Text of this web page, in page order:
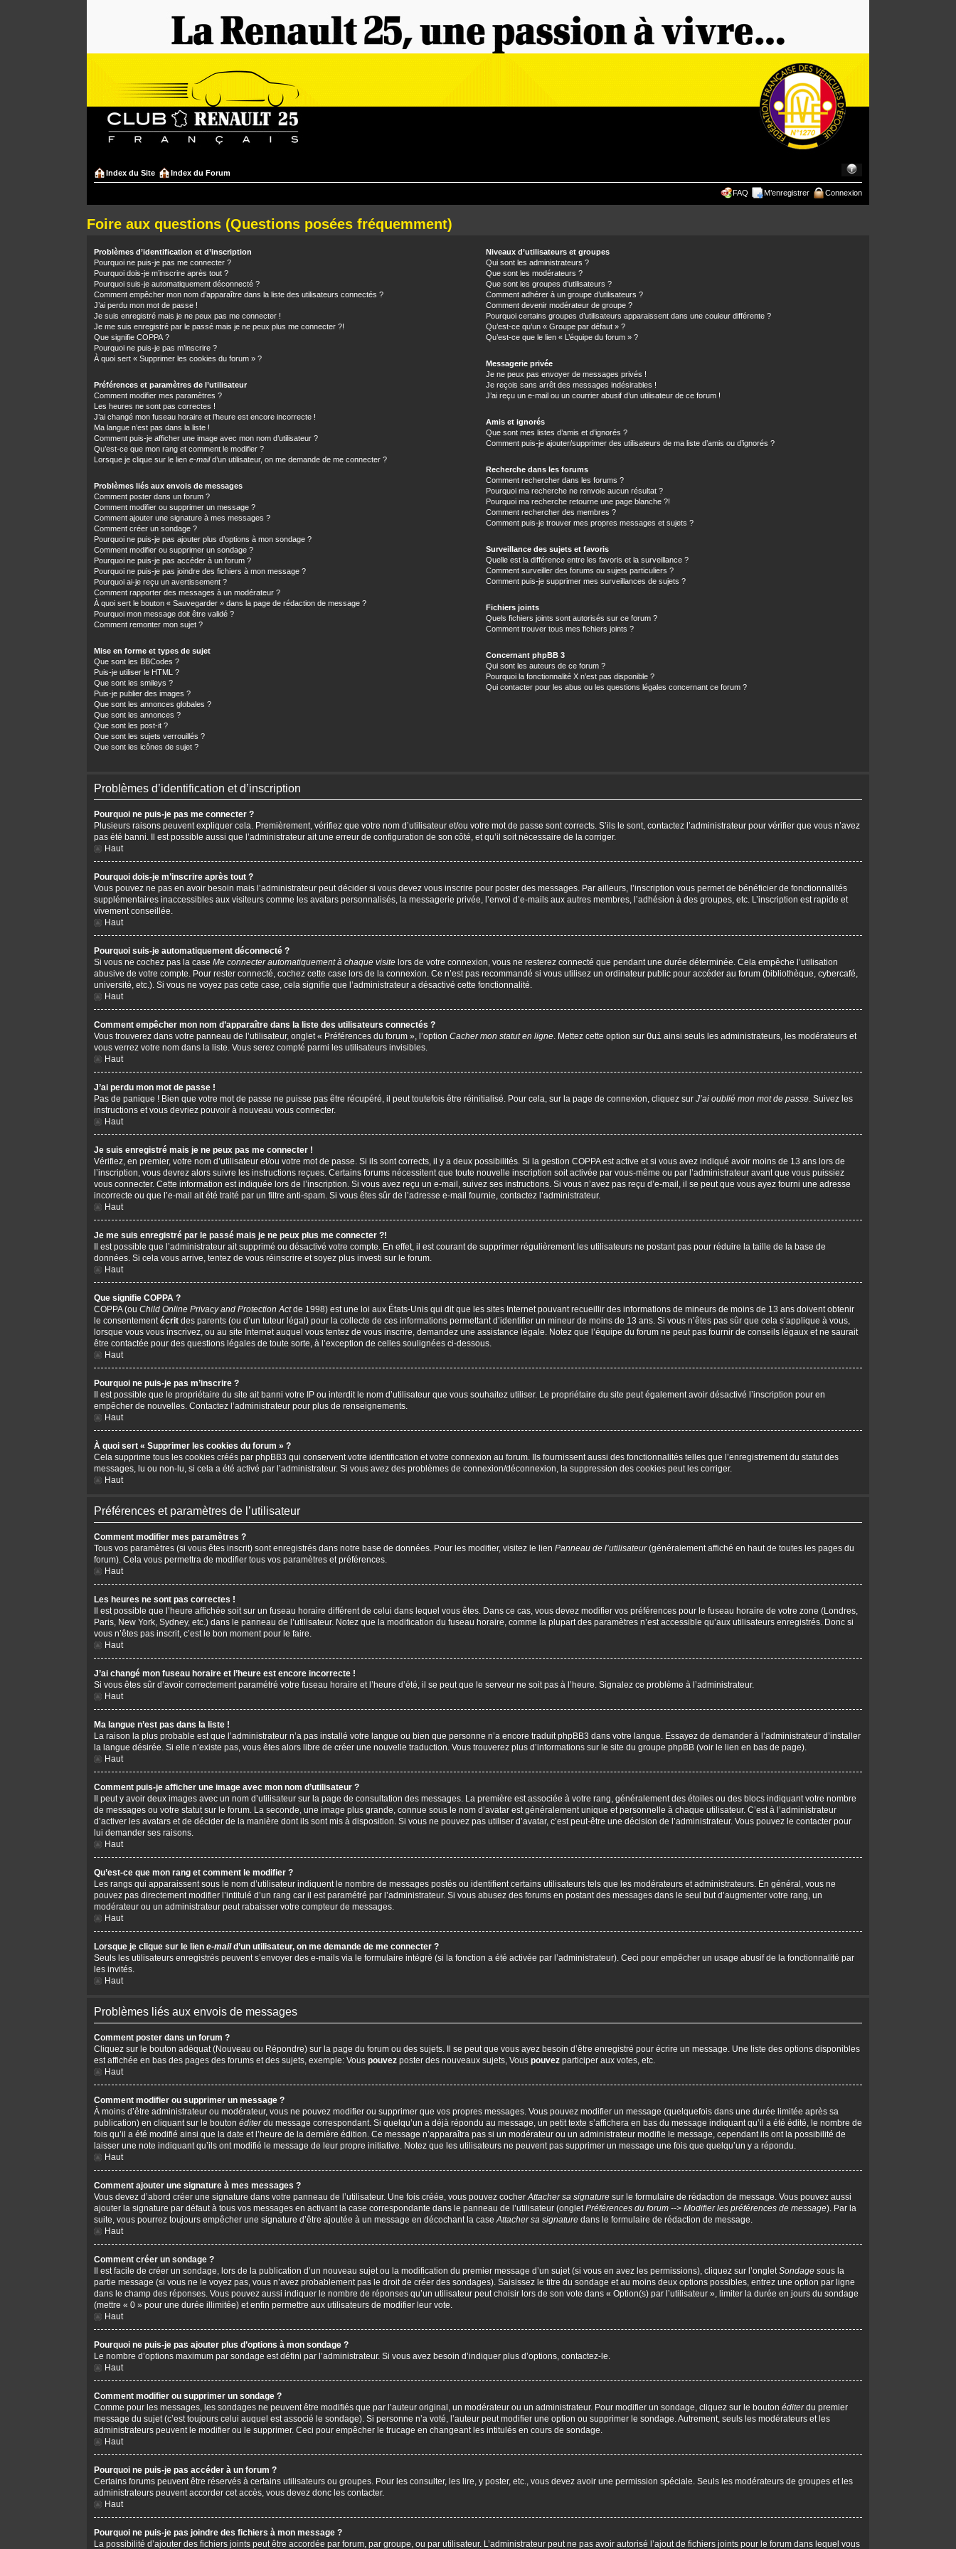
Index du Site Index du Forum
FAQ M’enregistrer Connexion
Foire aux questions (Questions posées fréquemment)
Problèmes d’identification et d’inscription
Pourquoi ne puis-je pas me connecter ?
Pourquoi dois-je m’inscrire après tout ?
Pourquoi suis-je automatiquement déconnecté ?
Comment empêcher mon nom d’apparaître dans la liste des utilisateurs connectés ?
J’ai perdu mon mot de passe !
Je suis enregistré mais je ne peux pas me connecter !
Je me suis enregistré par le passé mais je ne peux plus me connecter ?!
Que signifie COPPA ?
Pourquoi ne puis-je pas m’inscrire ?
À quoi sert « Supprimer les cookies du forum » ?
Préférences et paramètres de l’utilisateur
Comment modifier mes paramètres ?
Les heures ne sont pas correctes !
J’ai changé mon fuseau horaire et l’heure est encore incorrecte !
Ma langue n’est pas dans la liste !
Comment puis-je afficher une image avec mon nom d’utilisateur ?
Qu’est-ce que mon rang et comment le modifier ?
Lorsque je clique sur le lien e-maild’un utilisateur, on me demande de me connecter ?
Problèmes liés aux envois de messages
Comment poster dans un forum ?
Comment modifier ou supprimer un message ?
Comment ajouter une signature à mes messages ?
Comment créer un sondage ?
Pourquoi ne puis-je pas ajouter plus d’options à mon sondage ?
Comment modifier ou supprimer un sondage ?
Pourquoi ne puis-je pas accéder à un forum ?
Pourquoi ne puis-je pas joindre des fichiers à mon message ?
Pourquoi ai-je reçu un avertissement ?
Comment rapporter des messages à un modérateur ?
À quoi sert le bouton « Sauvegarder » dans la page de rédaction de message ?
Pourquoi mon message doit être validé ?
Comment remonter mon sujet ?
Mise en forme et types de sujet
Que sont les BBCodes ?
Puis-je utiliser le HTML ?
Que sont les smileys ?
Puis-je publier des images ?
Que sont les annonces globales ?
Que sont les annonces ?
Que sont les post-it ?
Que sont les sujets verrouillés ?
Que sont les icônes de sujet ?
Niveaux d’utilisateurs et groupes
Qui sont les administrateurs ?
Que sont les modérateurs ?
Que sont les groupes d’utilisateurs ?
Comment adhérer à un groupe d’utilisateurs ?
Comment devenir modérateur de groupe ?
Pourquoi certains groupes d’utilisateurs apparaissent dans une couleur différente ?
Qu’est-ce qu’un « Groupe par défaut » ?
Qu’est-ce que le lien « L’équipe du forum » ?
Messagerie privée
Je ne peux pas envoyer de messages privés !
Je reçois sans arrêt des messages indésirables !
J’ai reçu un e-mail ou un courrier abusif d’un utilisateur de ce forum !
Amis et ignorés
Que sont mes listes d’amis et d’ignorés ?
Comment puis-je ajouter/supprimer des utilisateurs de ma liste d’amis ou d’ignorés ?
Recherche dans les forums
Comment rechercher dans les forums ?
Pourquoi ma recherche ne renvoie aucun résultat ?
Pourquoi ma recherche retourne une page blanche ?!
Comment rechercher des membres ?
Comment puis-je trouver mes propres messages et sujets ?
Surveillance des sujets et favoris
Quelle est la différence entre les favoris et la surveillance ?
Comment surveiller des forums ou sujets particuliers ?
Comment puis-je supprimer mes surveillances de sujets ?
Fichiers joints
Quels fichiers joints sont autorisés sur ce forum ?
Comment trouver tous mes fichiers joints ?
Concernant phpBB 3
Qui sont les auteurs de ce forum ?
Pourquoi la fonctionnalité X n’est pas disponible ?
Qui contacter pour les abus ou les questions légales concernant ce forum ?
Problèmes d’identification et d’inscription
Pourquoi ne puis-je pas me connecter ?
Plusieurs raisons peuvent expliquer cela. Premièrement, vérifiez que votre nom d’utilisateur et/ou votre mot de passe sont corrects. S’ils le sont, contactez l’administrateur pour vérifier que vous n’avez
pas été banni. Il est possible aussi que l’administrateur ait une erreur de configuration de son côté, et qu’il soit nécessaire de la corriger.
Haut
Pourquoi dois-je m’inscrire après tout ?
Vous pouvez ne pas en avoir besoin mais l’administrateur peut décider si vous devez vous inscrire pour poster des messages. Par ailleurs, l’inscription vous permet de bénéficier de fonctionnalités
supplémentaires inaccessibles aux visiteurs comme les avatars personnalisés, la messagerie privée, l’envoi d’e-mails aux autres membres, l’adhésion à des groupes, etc. L’inscription est rapide et
vivement conseillée.
Haut
Pourquoi suis-je automatiquement déconnecté ?
Si vous ne cochez pas la case Me connecter automatiquement à chaque visite lors de votre connexion, vous ne resterez connecté que pendant une durée déterminée. Cela empêche l’utilisation
abusive de votre compte. Pour rester connecté, cochez cette case lors de la connexion. Ce n’est pas recommandé si vous utilisez un ordinateur public pour accéder au forum (bibliothèque, cybercafé,
université, etc.). Si vous ne voyez pas cette case, cela signifie que l’administrateur a désactivé cette fonctionnalité.
Haut
Comment empêcher mon nom d’apparaître dans la liste des utilisateurs connectés ?
Vous trouverez dans votre panneau de l’utilisateur, onglet « Préférences du forum », l’option Cacher mon statut en ligne. Mettez cette option sur Oui ainsi seuls les administrateurs, les modérateurs et
vous verrez votre nom dans la liste. Vous serez compté parmi les utilisateurs invisibles.
Haut
J’ai perdu mon mot de passe !
Pas de panique ! Bien que votre mot de passe ne puisse pas être récupéré, il peut toutefois être réinitialisé. Pour cela, sur la page de connexion, cliquez sur J’ai oublié mon mot de passe. Suivez les
instructions et vous devriez pouvoir à nouveau vous connecter.
Haut
Je suis enregistré mais je ne peux pas me connecter !
Vérifiez, en premier, votre nom d’utilisateur et/ou votre mot de passe. Si ils sont corrects, il y a deux possibilités. Si la gestion COPPA est active et si vous avez indiqué avoir moins de 13 ans lors de
l’inscription, vous devrez alors suivre les instructions reçues. Certains forums nécessitent que toute nouvelle inscription soit activée par vous-même ou par l’administrateur avant que vous puissiez
vous connecter. Cette information est indiquée lors de l’inscription. Si vous avez reçu un e-mail, suivez ses instructions. Si vous n’avez pas reçu d’e-mail, il se peut que vous ayez fourni une adresse
incorrecte ou que l’e-mail ait été traité par un filtre anti-spam. Si vous êtes sûr de l’adresse e-mail fournie, contactez l’administrateur.
Haut
Je me suis enregistré par le passé mais je ne peux plus me connecter ?!
Il est possible que l’administrateur ait supprimé ou désactivé votre compte. En effet, il est courant de supprimer régulièrement les utilisateurs ne postant pas pour réduire la taille de la base de
données. Si cela vous arrive, tentez de vous réinscrire et soyez plus investi sur le forum.
Haut
Que signifie COPPA ?
COPPA (ou Child Online Privacy and Protection Actde 1998) est une loi aux États-Unis qui dit que les sites Internet pouvant recueillir des informations de mineurs de moins de 13 ans doivent obtenir
le consentementécrit des parents (ou d’un tuteur légal) pour la collecte de ces informations permettant d’identifier un mineur de moins de 13 ans. Si vous n’êtes pas sûr que cela s’applique à vous,
lorsque vous vous inscrivez, ou au site Internet auquel vous tentez de vous inscrire, demandez une assistance légale. Notez que l’équipe du forum ne peut pas fournir de conseils légaux et ne saurait
être contactée pour des questions légales de toute sorte, à l’exception de celles soulignées ci-dessous.
Haut
Pourquoi ne puis-je pas m’inscrire ?
Il est possible que le propriétaire du site ait banni votre IP ou interdit le nom d’utilisateur que vous souhaitez utiliser. Le propriétaire du site peut également avoir désactivé l’inscription pour en
empêcher de nouvelles. Contactez l’administrateur pour plus de renseignements.
Haut
À quoi sert « Supprimer les cookies du forum » ?
Cela supprime tous les cookies créés par phpBB3 qui conservent votre identification et votre connexion au forum. Ils fournissent aussi des fonctionnalités telles que l’enregistrement du statut des
messages, lu ou non-lu, si cela a été activé par l’administrateur. Si vous avez des problèmes de connexion/déconnexion, la suppression des cookies peut les corriger.
Haut
Préférences et paramètres de l’utilisateur
Comment modifier mes paramètres ?
Tous vos paramètres (si vous êtes inscrit) sont enregistrés dans notre base de données. Pour les modifier, visitez le lien Panneau de l’utilisateur(généralement affiché en haut de toutes les pages du
forum). Cela vous permettra de modifier tous vos paramètres et préférences.
Haut
Les heures ne sont pas correctes !
Il est possible que l’heure affichée soit sur un fuseau horaire différent de celui dans lequel vous êtes. Dans ce cas, vous devez modifier vos préférences pour le fuseau horaire de votre zone (Londres,
Paris, New York, Sydney, etc.) dans le panneau de l’utilisateur. Notez que la modification du fuseau horaire, comme la plupart des paramètres n’est accessible qu’aux utilisateurs enregistrés. Donc si
vous n’êtes pas inscrit, c’est le bon moment pour le faire.
Haut
J’ai changé mon fuseau horaire et l’heure est encore incorrecte !
Si vous êtes sûr d’avoir correctement paramétré votre fuseau horaire et l’heure d’été, il se peut que le serveur ne soit pas à l’heure. Signalez ce problème à l’administrateur.
Haut
Ma langue n’est pas dans la liste !
La raison la plus probable est que l’administrateur n’a pas installé votre langue ou bien que personne n’a encore traduit phpBB3 dans votre langue. Essayez de demander à l’administrateur d’installer
la langue désirée. Si elle n’existe pas, vous êtes alors libre de créer une nouvelle traduction. Vous trouverez plus d’informations sur le site du groupe phpBB (voir le lien en bas de page).
Haut
Comment puis-je afficher une image avec mon nom d’utilisateur ?
Il peut y avoir deux images avec un nom d’utilisateur sur la page de consultation des messages. La première est associée à votre rang, généralement des étoiles ou des blocs indiquant votre nombre
de messages ou votre statut sur le forum. La seconde, une image plus grande, connue sous le nom d’avatar est généralement unique et personnelle à chaque utilisateur. C’est à l’administrateur
d’activer les avatars et de décider de la manière dont ils sont mis à disposition. Si vous ne pouvez pas utiliser d’avatar, c’est peut-être une décision de l’administrateur. Vous pouvez le contacter pour
lui demander ses raisons.
Haut
Qu’est-ce que mon rang et comment le modifier ?
Les rangs qui apparaissent sous le nom d’utilisateur indiquent le nombre de messages postés ou identifient certains utilisateurs tels que les modérateurs et administrateurs. En général, vous ne
pouvez pas directement modifier l’intitulé d’un rang car il est paramétré par l’administrateur. Si vous abusez des forums en postant des messages dans le seul but d’augmenter votre rang, un
modérateur ou un administrateur peut rabaisser votre compteur de messages.
Haut
Lorsque je clique sur le lien e-maild’un utilisateur, on me demande de me connecter ?
Seuls les utilisateurs enregistrés peuvent s’envoyer des e-mails via le formulaire intégré (si la fonction a été activée par l’administrateur). Ceci pour empêcher un usage abusif de la fonctionnalité par
les invités.
Haut
Problèmes liés aux envois de messages
Comment poster dans un forum ?
Cliquez sur le bouton adéquat (Nouveau ou Répondre) sur la page du forum ou des sujets. Il se peut que vous ayez besoin d’être enregistré pour écrire un message. Une liste des options disponibles
est affichée en bas des pages des forums et des sujets, exemple: Vous pouvez poster des nouveaux sujets, Vous pouvez participer aux votes, etc.
Haut
Comment modifier ou supprimer un message ?
À moins d’être administrateur ou modérateur, vous ne pouvez modifier ou supprimer que vos propres messages. Vous pouvez modifier un message (quelquefois dans une durée limitée après sa
publication) en cliquant sur le bouton éditerdu message correspondant. Si quelqu’un a déjà répondu au message, un petit texte s’affichera en bas du message indiquant qu’il a été édité, le nombre de
fois qu’il a été modifié ainsi que la date et l’heure de la dernière édition. Ce message n’apparaîtra pas si un modérateur ou un administrateur modifie le message, cependant ils ont la possibilité de
laisser une note indiquant qu’ils ont modifié le message de leur propre initiative. Notez que les utilisateurs ne peuvent pas supprimer un message une fois que quelqu’un y a répondu.
Haut
Comment ajouter une signature à mes messages ?
Vous devez d’abord créer une signature dans votre panneau de l’utilisateur. Une fois créée, vous pouvez cocherAttacher sa signature sur le formulaire de rédaction de message. Vous pouvez aussi
ajouter la signature par défaut à tous vos messages en activant la case correspondante dans le panneau de l’utilisateur (ongletPréférences du forum --> Modifier les préférences de message). Par la
suite, vous pourrez toujours empêcher une signature d’être ajoutée à un message en décochant la caseAttacher sa signature dans le formulaire de rédaction de message.
Haut
Comment créer un sondage ?
Il est facile de créer un sondage, lors de la publication d’un nouveau sujet ou la modification du premier message d’un sujet (si vous en avez les permissions), cliquez sur l’ongletSondage sous la
partie message (si vous ne le voyez pas, vous n’avez probablement pas le droit de créer des sondages). Saisissez le titre du sondage et au moins deux options possibles, entrez une option par ligne
dans le champ des réponses. Vous pouvez aussi indiquer le nombre de réponses qu’un utilisateur peut choisir lors de son vote dans « Option(s) par l’utilisateur », limiter la durée en jours du sondage
(mettre « 0 » pour une durée illimitée) et enfin permettre aux utilisateurs de modifier leur vote.
Haut
Pourquoi ne puis-je pas ajouter plus d’options à mon sondage ?
Le nombre d’options maximum par sondage est défini par l’administrateur. Si vous avez besoin d’indiquer plus d’options, contactez-le.
Haut
Comment modifier ou supprimer un sondage ?
Comme pour les messages, les sondages ne peuvent être modifiés que par l’auteur original, un modérateur ou un administrateur. Pour modifier un sondage, cliquez sur le bouton éditerdu premier
message du sujet (c’est toujours celui auquel est associé le sondage). Si personne n’a voté, l’auteur peut modifier une option ou supprimer le sondage. Autrement, seuls les modérateurs et les
administrateurs peuvent le modifier ou le supprimer. Ceci pour empêcher le trucage en changeant les intitulés en cours de sondage.
Haut
Pourquoi ne puis-je pas accéder à un forum ?
Certains forums peuvent être réservés à certains utilisateurs ou groupes. Pour les consulter, les lire, y poster, etc., vous devez avoir une permission spéciale. Seuls les modérateurs de groupes et les
administrateurs peuvent accorder cet accès, vous devez donc les contacter.
Haut
Pourquoi ne puis-je pas joindre des fichiers à mon message ?
La possibilité d’ajouter des fichiers joints peut être accordée par forum, par groupe, ou par utilisateur. L’administrateur peut ne pas avoir autorisé l’ajout de fichiers joints pour le forum dans lequel vous